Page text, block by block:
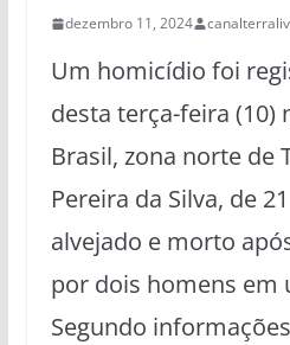
dezembro 11, 2024
Um homicídio foi
desta terça-feira (10)
Brasil, zona norte de
Pereira da Silva, de
alvejado e morto
por dois homens em
Segundo